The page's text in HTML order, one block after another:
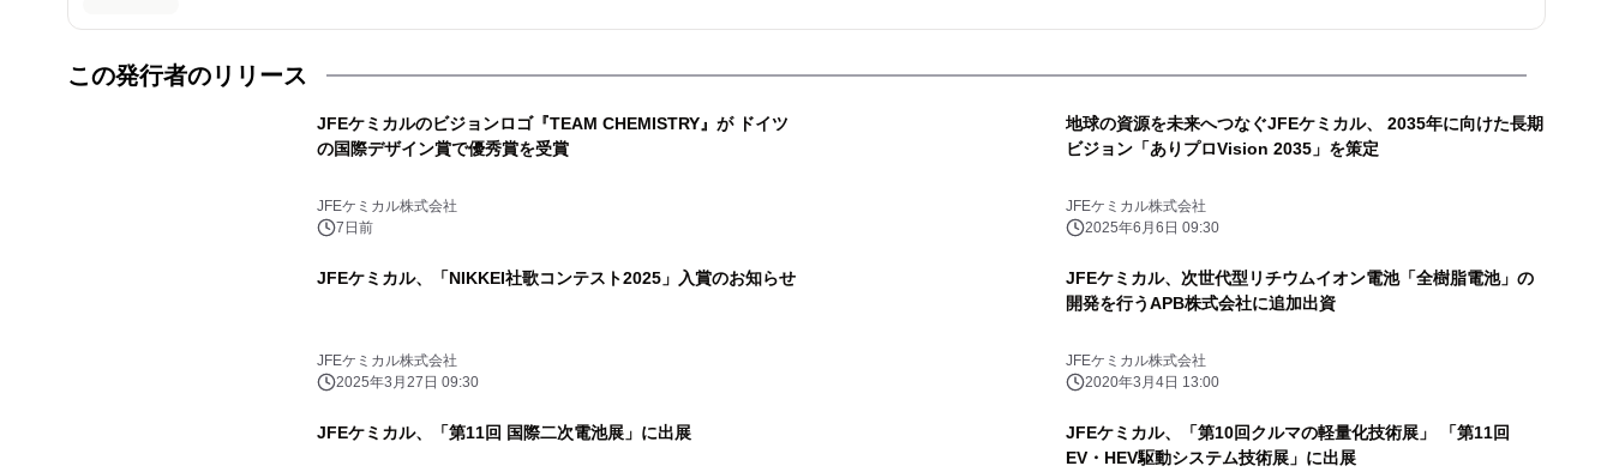
この発行者のリリース
JFEケミカルのビジョンロゴ『TEAM CHEMISTRY』が ドイツ
の国際デザイン賞で優秀賞を受賞
JFEケミカル株式会社
7日前
地球の資源を未来へつなぐJFEケミカル、 2035年に向けた長期
ビジョン「ありプロVision 2035」を策定
JFEケミカル株式会社
2025年6月6日 09:30
JFEケミカル、「NIKKEI社歌コンテスト2025」入賞のお知らせ
JFEケミカル株式会社
2025年3月27日 09:30
JFEケミカル、次世代型リチウムイオン電池「全樹脂電池」の
開発を行うAPB株式会社に追加出資
JFEケミカル株式会社
2020年3月4日 13:00
JFEケミカル、「第11回 国際二次電池展」に出展
JFEケミカル、「第10回クルマの軽量化技術展」 「第11回
EV・HEV駆動システム技術展」に出展